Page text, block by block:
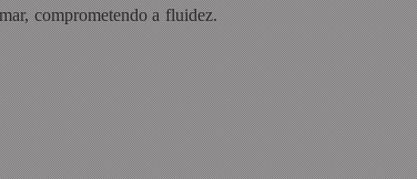
comprometendo a fluidez.